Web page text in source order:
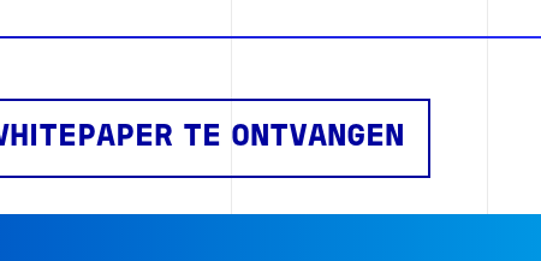
TE ONTVANGEN